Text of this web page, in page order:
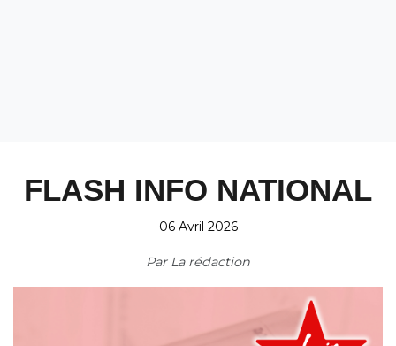
FLASH INFO NATIONAL
06 Avril 2026
Par La rédaction